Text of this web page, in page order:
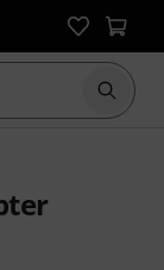
Börja